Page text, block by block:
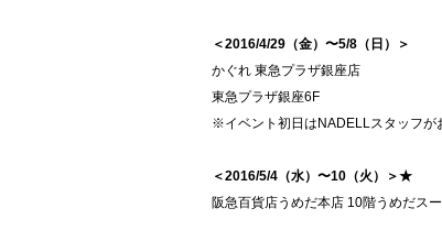
＜2016/4/29（金）〜5/8（日）＞
かぐれ 東急プラザ銀座店
東急プラザ銀座6F
※イベント初日はNADELLスタッフが
＜2016/5/4（水）〜10（火）＞★
阪急百貨店うめだ本店 10階うめだス